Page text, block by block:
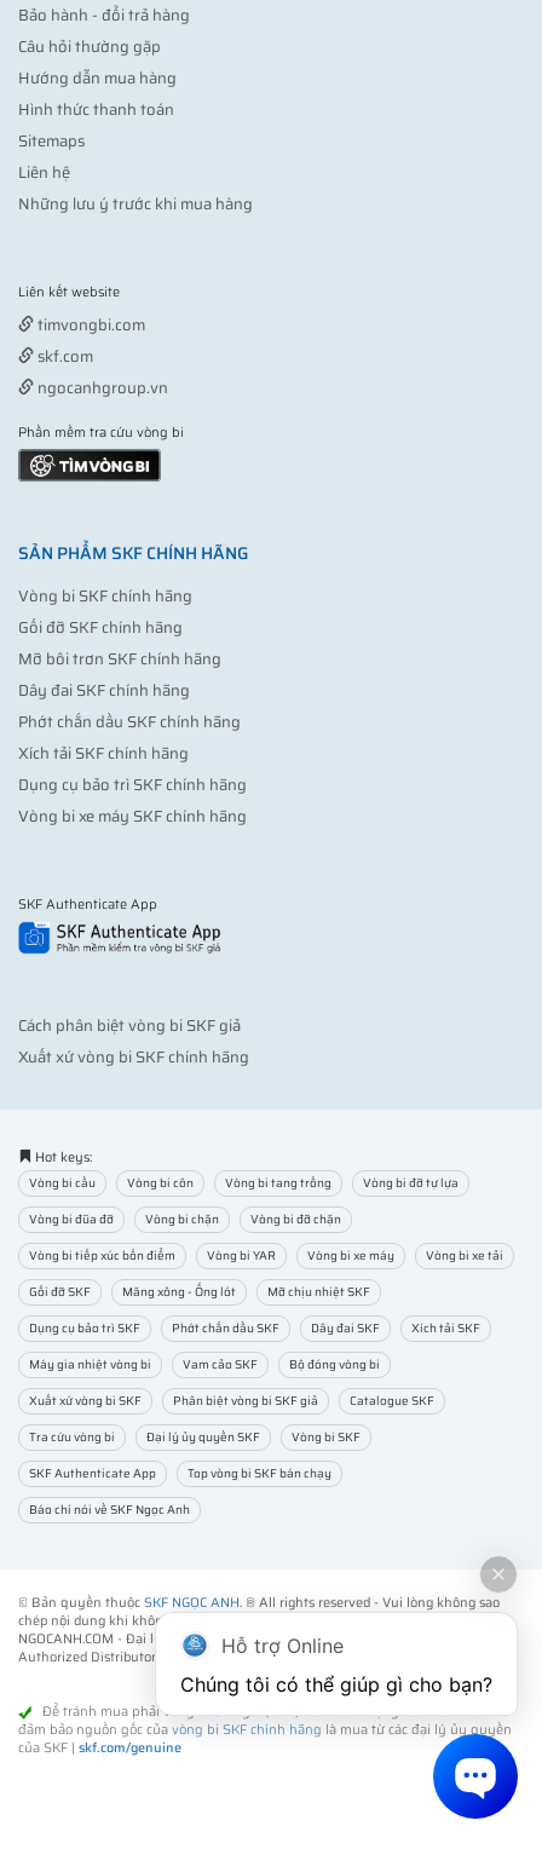
Bảo hành - đổi trả hàng
Câu hỏi thường gặp
Hướng dẫn mua hàng
Hình thức thanh toán
Sitemaps
Liên hệ
Những lưu ý trước khi mua hàng
Liên kết website
timvongbi.com
skf.com
ngocanhgroup.vn
Phần mềm tra cứu vòng bi
SẢN PHẨM SKF CHÍNH HÃNG
Vòng bi SKF chính hãng
Gối đỡ SKF chính hãng
Mỡ bôi trơn SKF chính hãng
Dây đai SKF chính hãng
Phớt chắn dầu SKF chính hãng
Xích tải SKF chính hãng
Dụng cụ bảo trì SKF chính hãng
Vòng bi xe máy SKF chính hãng
SKF Authenticate App
Cách phân biệt vòng bi SKF giả
Xuất xứ vòng bi SKF chính hãng
Hot keys:
Vòng bi cầu Vòng bi côn Vòng bi tang trống
Vòng bi đỡ tự lựa
Vòng bi đũa đỡ
Vòng bi chặn
Vòng bi đỡ chặn
Vòng bi tiếp xúc bốn điểm
Vòng bi YAR Vòng bi xe máy
Vòng bi xe tải
Gối đỡ SKF
Măng xông - Ống lót
Mỡ chịu nhiệt SKF
Dụng cụ bảo trì SKF
Phớt chắn dầu SKF Dây đai SKF
Xích tải SKF
Máy gia nhiệt vòng bi
Vam cảo SKF
Bộ đóng vòng bi
Xuất xứ vòng bi SKF
Phân biệt vòng bi SKF giả
Catalogue SKF
Tra cứu vòng bi
Đại lý ủy quyền SKF
Vòng bi SKF
SKF Authenticate App
Top vòng bi SKF bán chạy
Báo chí nói về SKF Ngọc Anh
© Bản quyền thuộcSKF NGỌC ANH. ® All rights reserved - Vui lòng không sao
chép nội dung khi không được sự đồng ý của chúng tôi.
NGOCANH.COM - Đại lý ủy quyền vòng bi bạc đạn SKF chính hãng -
Authorized Distributor - Phân phối các sản phẩm SKF chính hãng tại Việt Nam.
Để tránh mua phải vòng bi SKF giả (fake) kém chất lượng. Cách tốt nhất để
đảm bảo nguồn gốc củavòng bi SKF chính hãng là mua từ các đại lý ủy quyền
của SKF | skf.com/genuine
Hỗ trợ Online
Chúng tôi có thể giúp gì cho bạn?